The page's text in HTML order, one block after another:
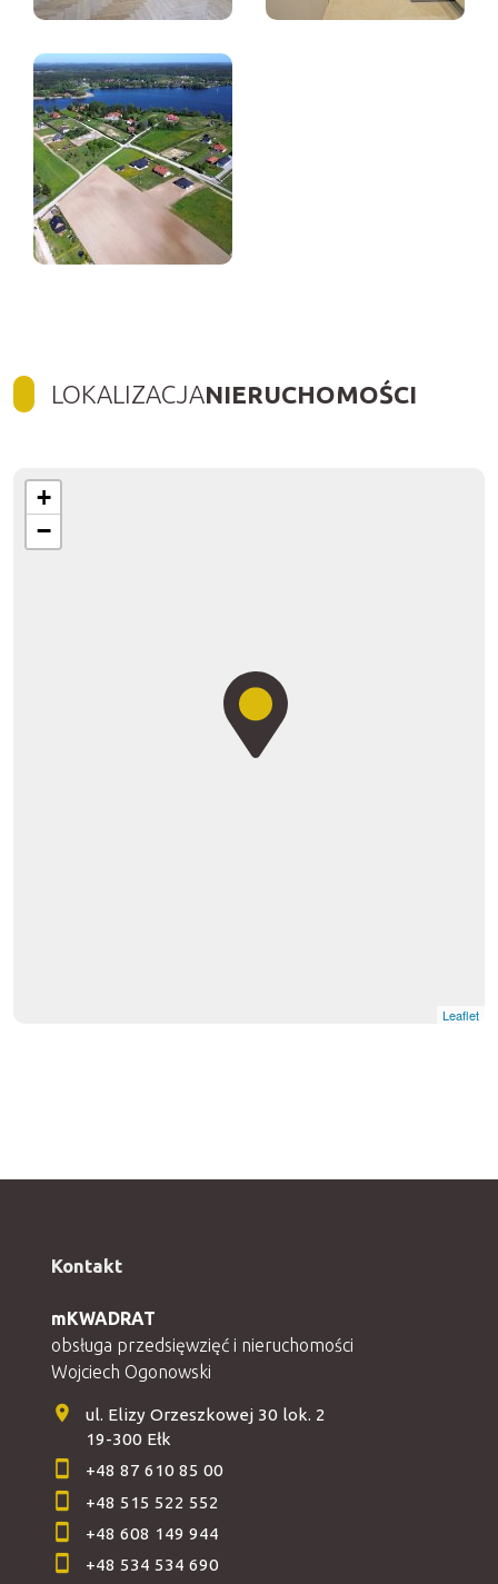
LOKALIZACJANIERUCHOMOŚCI
+
−
Leaflet
Kontakt
mKWADRAT
obsługa przedsięwzięć i nieruchomości
Wojciech Ogonowski
ul. Elizy Orzeszkowej 30 lok. 2
19-300 Ełk
+48 87 610 85 00
+48 515 522 552
+48 608 149 944
+48 534 534 690